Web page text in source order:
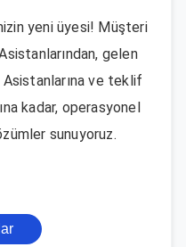
yeni üyesi! Müşteri
gelen
ve teklif
kadar, operasyonel
sunuyoruz.